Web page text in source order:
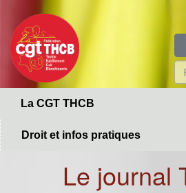
contenu
principal
La CGT THCB
Droit et infos pratiques
Le journal